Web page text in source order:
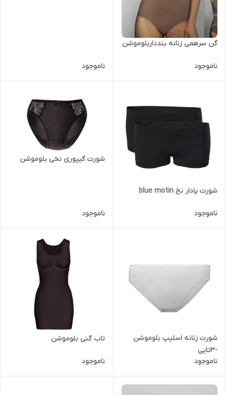
گن سرهمی زنانه بندداربلوموشن
ناموجود ناموجود
شورت پادار نخ blue motin
ناموجود
شورت گیپوری نخی بلوموشن
ناموجود
شورت زنانه اسلیپ بلوموشن
-3تایی
ناموجود
تاب گنی بلوموشن
ناموجود